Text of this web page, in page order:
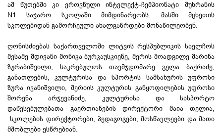
ამ წუთებში კი ეროვნული ინტელექტ-ჩემპიონატი მუხრანის
N1 საჯარო სკოლაში მიმდინარეობს. მასში მცხეთის
სკოლებიდან გამორჩეული ახალგაზრდები მონაწილეობენ.
ღონისძიებას საქართველოში ლიტვის რესპუბლიკის საელჩოს
მესამე მდივანი მონიკა ბურკაუსკიენე, მერის მოადგილე მარინა
ზურაბიშვილი, საკრებულოს თავმჯდომარე გელა ბაქრაძე,
განათლების, კულტურისა და სპორტის სამსახურის უფროსი
ზურა ივანიშვილი, მერიის კულტურის განყოფილების უფროსი
შორენა არჯევანიძე, კულტურისა და სასპორტო
დაწესებულებათა გაერთიანების დირექტორი მაია თელია,
სკოლების დირექტორები, პედაგოგები, მოსწავლეები და მათი
მშობლები ესწრებიან.